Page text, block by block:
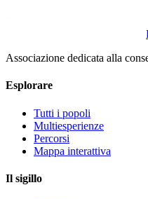
Associazione dedicata alla
Esplorare
Tutti i popoli
Multiesperienze
Percorsi
Mappa interattiva
Il sigillo